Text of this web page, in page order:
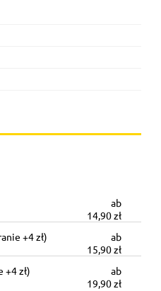
zamówienia
14,90 zł
+4 zł)
15,90 zł
+4 zł)
19,90 zł